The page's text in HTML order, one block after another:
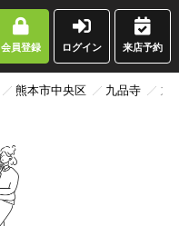
会員登録 ログイン 来店予約
熊本市中央区 九品寺 九